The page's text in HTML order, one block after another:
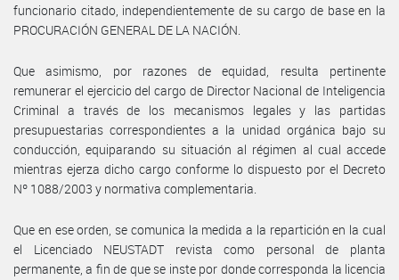
funcionario citado, independientemente de su cargo de base en la
PROCURACIÓN GENERAL DE LA NACIÓN.
Que asimismo, por razones de equidad, resulta pertinente
remunerar el ejercicio del cargo de Director Nacional de Inteligencia
Criminal a través de los mecanismos legales y las partidas
presupuestarias correspondientes a la unidad orgánica bajo su
conducción, equiparando su situación al régimen al cual accede
mientras ejerza dicho cargo conforme lo dispuesto por el Decreto
Nº 1088/2003 y normativa complementaria.
Que en ese orden, se comunica la medida a la repartición en la cual
el Licenciado NEUSTADT revista como personal de planta
permanente, a fin de que se inste por donde corresponda la licencia